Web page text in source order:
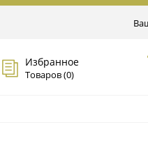
Избранное
Товаров (0)